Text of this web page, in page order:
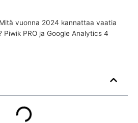
Mitä vuonna 2024 kannattaa vaatia
PRO ja Google Analytics 4